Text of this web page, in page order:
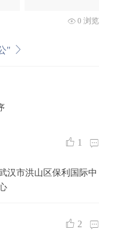
0 浏览
"
1
汉市洪山区保利国际中
2